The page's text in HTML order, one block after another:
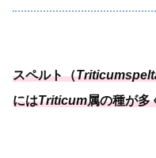
スペルト（Triticum
にはTriticum属の種が多